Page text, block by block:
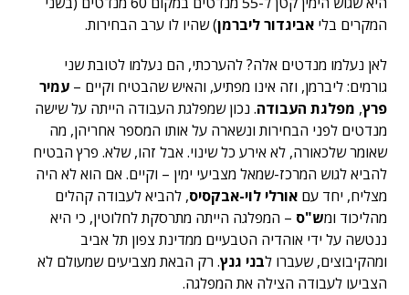
המקרים בלי אביגדור ליברמן) שהיו לו ערב הבחירות.
לאן נעלמו מנדטים אלה? להערכתי, הם נעלמו לטובת שני
גורמים: ליברמן, וזה אינו מפתיע, והאיש שהבטיח וקיים – עמיר
פרץ, מפלגת העבודה. נכון שמפלגת העבודה הייתה על שישה
מנדטים לפני הבחירות ונשארה על אותו המספר אחריהן, מה
שאומר שלכאורה, לא אירע כל שינוי. אבל זהו, שלא. פרץ הבטיח
להביא לגוש המרכז-שמאל מצביעי ימין – וקיים. אם הוא לא היה
מצליח, יחד עם אורלי לוי-אבקסיס, להביא לעבודה קהלים
מהליכוד ומש"ס – המפלגה הייתה מתרסקת לחלוטין, כי היא
ננטשה על ידי אוהדיה הטבעיים ממדינת צפון תל אביב
ומהקיבוצים, שעברו לבני גנץ. רק הבאת מצביעים שמעולם לא
הצביעו לעבודה הצילה את המפלגה.